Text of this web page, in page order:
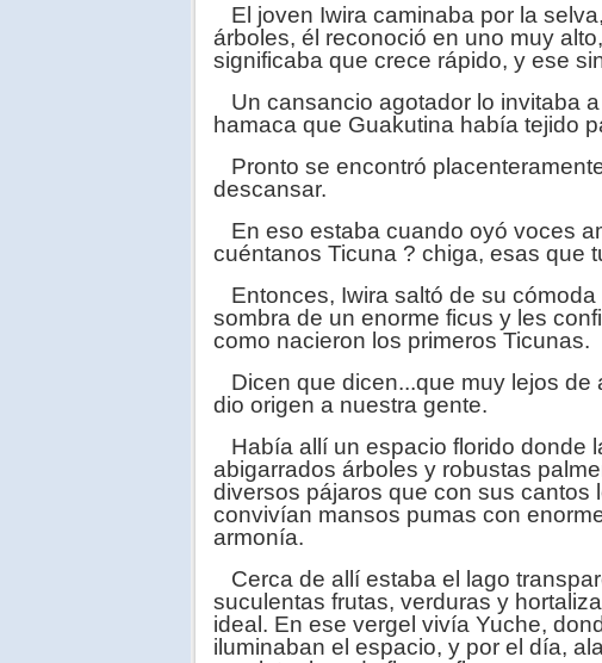
El joven Iwira caminaba por la
árboles, él reconoció en uno muy
significaba que crece rápido, y ese
Un cansancio agotador lo invitaba
hamaca que Guakutina había tejido
Pronto se encontró
descansar.
En eso estaba cuando oyó voces
cuéntanos Ticuna ? chiga, esas que
Entonces, Iwira saltó de su
sombra de un enorme ficus y les
como nacieron los primeros Ticunas.
Dicen que dicen...que muy lejos de
dio origen a nuestra gente.
Había allí un espacio florido donde
abigarrados árboles y robustas
diversos pájaros que con sus cantos
convivían mansos pumas con
armonía.
Cerca de allí estaba el lago
suculentas frutas, verduras y
ideal. En ese vergel vivía Yuche,
iluminaban el espacio, y por el día,